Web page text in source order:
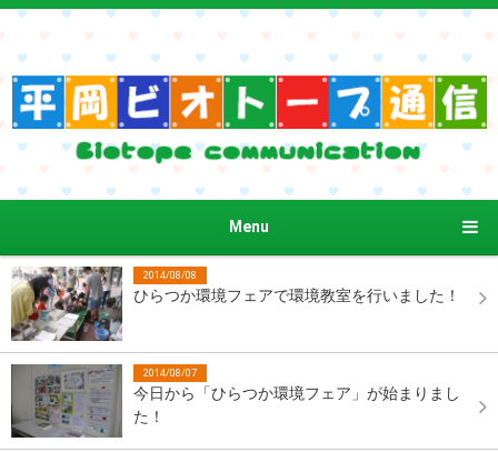
Menu
2014/08/08
ひらつか環境フェアで環境教室を行いました！
2014/08/07
今日から「ひらつか環境フェア」が始まりまし
た！